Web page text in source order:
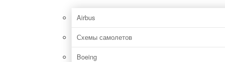
Airbus
Схемы самолетов
Boeing